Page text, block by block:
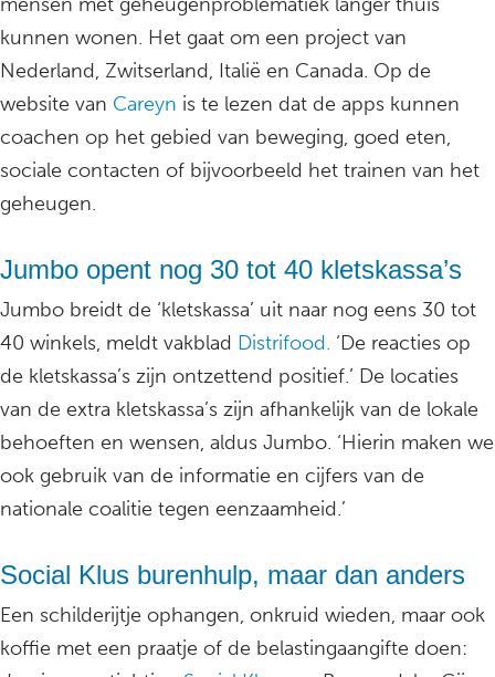
kunnen wonen. Het gaat om een project van
Nederland, Zwitserland, Italië en Canada. Op de
website van Careyn is te lezen dat de apps kunnen
coachen op het gebied van beweging, goed eten,
sociale contacten of bijvoorbeeld het trainen van het
geheugen.
Jumbo opent nog 30 tot 40 kletskassa’s
Jumbo breidt de ‘kletskassa’ uit naar nog eens 30 tot
40 winkels, meldt vakblad Distrifood. ‘De reacties op
de kletskassa’s zijn ontzettend positief.’ De locaties
van de extra kletskassa’s zijn afhankelijk van de lokale
behoeften en wensen, aldus Jumbo. ‘Hierin maken we
ook gebruik van de informatie en cijfers van de
nationale coalitie tegen eenzaamheid.’
Social Klus burenhulp, maar dan anders
Een schilderijtje ophangen, onkruid wieden, maar ook
koffie met een praatje of de belastingaangifte doen: